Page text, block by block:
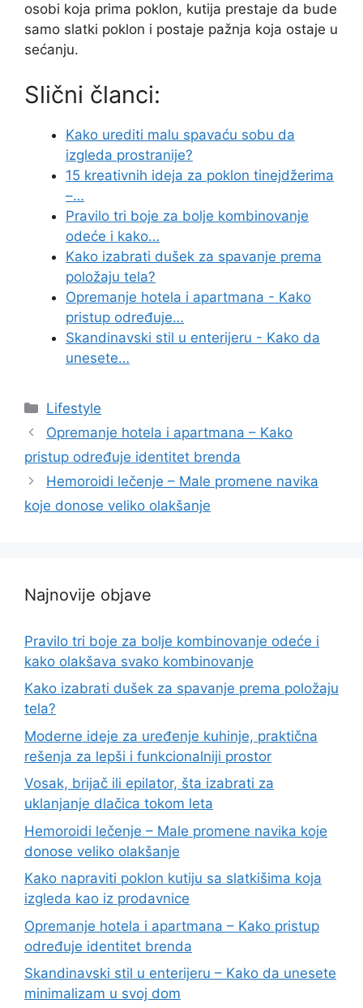
osobi koja prima poklon, kutija prestaje da bude
samo slatki poklon i postaje pažnja koja ostaje u
sećanju.
Slični članci:
Kako urediti malu spavaću sobu da
izgleda prostranije?
15 kreativnih ideja za poklon tinejdžerima
–…
Pravilo tri boje za bolje kombinovanje
odeće i kako…
Kako izabrati dušek za spavanje prema
položaju tela?
Opremanje hotela i apartmana - Kako
pristup određuje…
Skandinavski stil u enterijeru - Kako da
unesete…
Categories
Lifestyle
Opremanje hotela i apartmana – Kako
pristup određuje identitet brenda
Hemoroidi lečenje – Male promene navika
koje donose veliko olakšanje
Najnovije objave
Pravilo tri boje za bolje kombinovanje odeće i
kako olakšava svako kombinovanje
Kako izabrati dušek za spavanje prema položaju
tela?
Moderne ideje za uređenje kuhinje, praktična
rešenja za lepši i funkcionalniji prostor
Vosak, brijač ili epilator, šta izabrati za
uklanjanje dlačica tokom leta
Hemoroidi lečenje – Male promene navika koje
donose veliko olakšanje
Kako napraviti poklon kutiju sa slatkišima koja
izgleda kao iz prodavnice
Opremanje hotela i apartmana – Kako pristup
određuje identitet brenda
Skandinavski stil u enterijeru – Kako da unesete
minimalizam u svoj dom